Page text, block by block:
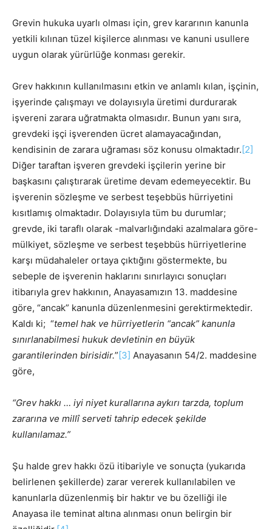
Grevin hukuka uyarlı olması için, grev kararının kanunla
yetkili kılınan tüzel kişilerce alınması ve kanuni usullere
uygun olarak yürürlüğe konması gerekir.
Grev hakkının kullanılmasını etkin ve anlamlı kılan, işçinin,
işyerinde çalışmayı ve dolayısıyla üretimi durdurarak
işvereni zarara uğratmakta olmasıdır. Bunun yanı sıra,
grevdeki işçi işverenden ücret alamayacağından,
kendisinin de zarara uğraması söz konusu olmaktadır.[2]
Diğer taraftan işveren grevdeki işçilerin yerine bir
başkasını çalıştırarak üretime devam edemeyecektir. Bu
işverenin sözleşme ve serbest teşebbüs hürriyetini
kısıtlamış olmaktadır. Dolayısıyla tüm bu durumlar;
grevde, iki taraflı olarak -malvarlığındaki azalmalara göre-
mülkiyet, sözleşme ve serbest teşebbüs hürriyetlerine
karşı müdahaleler ortaya çıktığını göstermekte, bu
sebeple de işverenin haklarını sınırlayıcı sonuçları
itibarıyla grev hakkının, Anayasamızın 13. maddesine
göre, “ancak” kanunla düzenlenmesini gerektirmektedir.
Kaldı ki; “temel hak ve hürriyetlerin “ancak” kanunla
sınırlanabilmesi hukuk devletinin en büyük
garantilerinden birisidir.”[3] Anayasanın 54/2. maddesine
göre,
“Grev hakkı … iyi niyet kurallarına aykırı tarzda, toplum
zararına ve millî serveti tahrip edecek şekilde
kullanılamaz.”
Şu halde grev hakkı özü itibariyle ve sonuçta (yukarıda
belirlenen şekillerde) zarar vererek kullanılabilen ve
kanunlarla düzenlenmiş bir haktır ve bu özelliği ile
Anayasa ile teminat altına alınması onun belirgin bir